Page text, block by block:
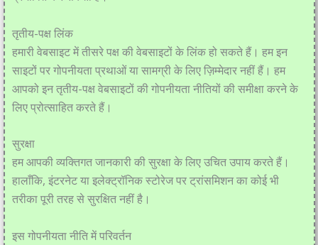
तृतीय-पक्ष लिंक
हमारी वेबसाइट में तीसरे पक्ष की वेबसाइटों के लिंक हो सकते हैं। हम इन
साइटों पर गोपनीयता प्रथाओं या सामग्री के लिए ज़िम्मेदार नहीं हैं। हम
आपको इन तृतीय-पक्ष वेबसाइटों की गोपनीयता नीतियों की समीक्षा करने के
लिए प्रोत्साहित करते हैं।
सुरक्षा
हम आपकी व्यक्तिगत जानकारी की सुरक्षा के लिए उचित उपाय करते हैं।
हालाँकि, इंटरनेट या इलेक्ट्रॉनिक स्टोरेज पर ट्रांसमिशन का कोई भी
तरीका पूरी तरह से सुरक्षित नहीं है।
इस गोपनीयता नीति में परिवर्तन